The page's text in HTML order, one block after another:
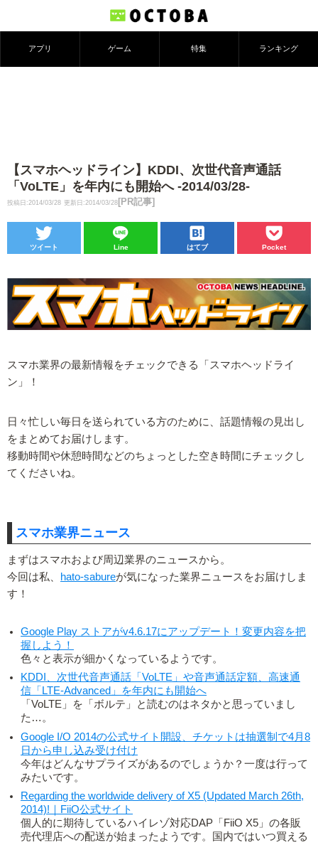
アプリ ゲーム 特集 ランキング
【スマホヘッドライン】KDDI、次世代音声通話
「VoLTE」を年内にも開始へ -2014/03/28-
投稿日:2014/03/28 更新日:2014/03/28 [PR記事]
ツイート Line はてブ Pocket
スマホ業界の最新情報をチェックできる「スマホヘッドライ
ン」！
日々忙しい毎日を送られている方のために、話題情報の見出し
をまとめてお届けします。
移動時間や休憩時間などのちょっとした空き時間にチェックし
てくださいね。
スマホ業界ニュース
まずはスマホおよび周辺業界のニュースから。
今回は私、 hato-sabureが気になった業界ニュースをお届けしま
す！
Google Play ストアがv4.6.17にアップデート！変更内容を把
握しよう！
色々と表示が細かくなっているようです。
KDDI、次世代音声通話「VoLTE」や音声通話定額、高速通
信「LTE-Advanced」を年内にも開始へ
「VoLTE」を「ボルテ」と読むのはネタかと思っていまし
た…。
Google I/O 2014の公式サイト開設、チケットは抽選制で4月8
日から申し込み受け付け
今年はどんなサプライズがあるのでしょうか？一度は行って
みたいです。
Regarding the worldwide delivery of X5 (Updated March 26th,
2014)!｜FiiO公式サイト
個人的に期待しているハイレゾ対応DAP「FiiO X5」の各販
売代理店への配送が始まったようです。国内ではいつ買える